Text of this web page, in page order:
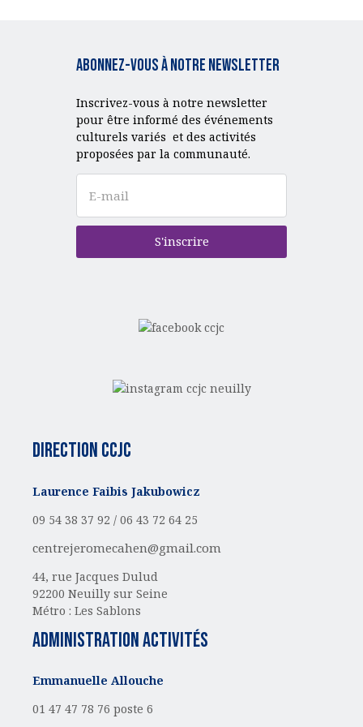
Abonnez-vous à notre Newsletter
Inscrivez-vous à notre newsletter
pour être informé des événements
culturels variés et des activités
proposées par la communauté.
S'inscrire
Direction CCJC
Laurence Faibis Jakubowicz
09 54 38 37 92 / 06 43 72 64 25
centrejeromecahen@gmail.com
44, rue Jacques Dulud
92200 Neuilly sur Seine
Métro : Les Sablons
administration activités
Emmanuelle Allouche
01 47 47 78 76 poste 6